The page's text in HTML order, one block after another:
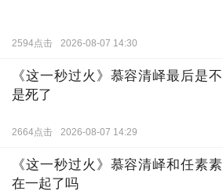
2594点击 2026-08-07 14:30
《这一秒过火》慕容清峄最后是不
是死了
2664点击 2026-08-07 14:29
《这一秒过火》慕容清峄和任素素
在一起了吗